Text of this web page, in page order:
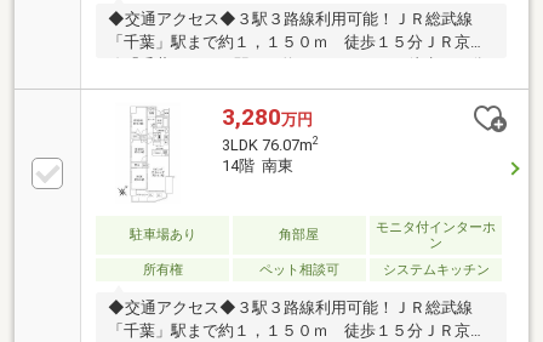
◆交通アクセス◆３駅３路線利用可能！ＪＲ総武線
「千葉」駅まで約１，１５０ｍ 徒歩１５分ＪＲ京葉
線「千葉みなと」駅まで約１，０６０ｍ 徒歩１４分
京成千葉線「西登戸」駅まで約４８０ｍ 徒歩６分◆
お部屋の特徴◆・南東向きバルコニー・１５階建ての
７階部分・浴室１４１８サイズ・ディスポーザー付き
◆マンションの特徴◆・宅配ボックス設置・モニター
付きインターホン＆オートロック
3,280万円
3LDK 76.07m2
14階 南東
駐車場あり 角部屋
モニタ付インターホ
ン
所有権
ペット相談可 システムキッチン
◆交通アクセス◆３駅３路線利用可能！ＪＲ総武線
「千葉」駅まで約１，１５０ｍ 徒歩１５分ＪＲ京葉